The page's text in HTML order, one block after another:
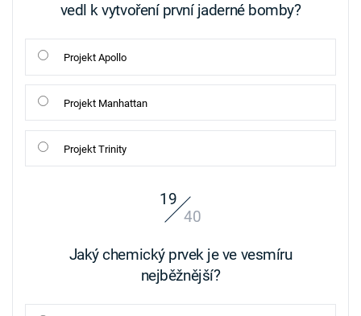
vedl k vytvoření první jaderné bomby?
Projekt Apollo
Projekt Manhattan
Projekt Trinity
19
40
Jaký chemický prvek je ve vesmíru
nejběžnější?